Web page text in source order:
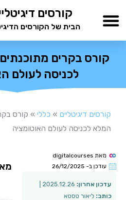
לתוכן
קורסים
הבית של הקורסים
קורס בקרים
לכניסה לעולם
קורסים דיגיטליים » כללי » קורס
המלא לכניסה לעולם האוטומציה
מאת
עודכן ב- 26/12/2025
עדכון אחרון:
כותב: ליאור טסטא